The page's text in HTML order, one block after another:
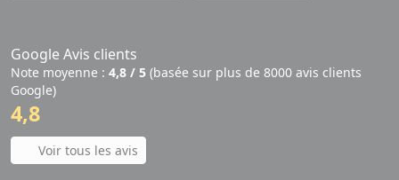
Google Avis clients
Note moyenne : 4,8 / 5 (basée sur plus de 8000 avis clients
Google)
4,8
Voir tous les avis